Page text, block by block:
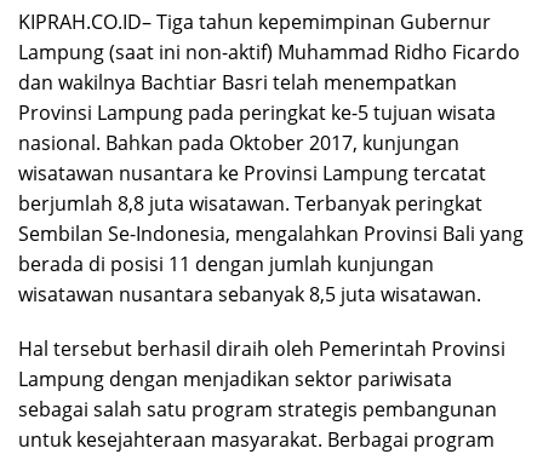
KIPRAH.CO.ID– Tiga tahun kepemimpinan Gubernur
Lampung (saat ini non-aktif) Muhammad Ridho Ficardo
dan wakilnya Bachtiar Basri telah menempatkan
Provinsi Lampung pada peringkat ke-5 tujuan wisata
nasional. Bahkan pada Oktober 2017, kunjungan
wisatawan nusantara ke Provinsi Lampung tercatat
berjumlah 8,8 juta wisatawan. Terbanyak peringkat
Sembilan Se-Indonesia, mengalahkan Provinsi Bali yang
berada di posisi 11 dengan jumlah kunjungan
wisatawan nusantara sebanyak 8,5 juta wisatawan.
Hal tersebut berhasil diraih oleh Pemerintah Provinsi
Lampung dengan menjadikan sektor pariwisata
sebagai salah satu program strategis pembangunan
untuk kesejahteraan masyarakat. Berbagai program